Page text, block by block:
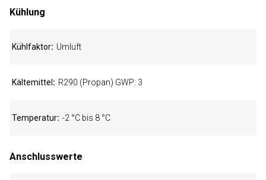
Kühlung
Kühlfaktor Umluft
Kältemittel R290 (Propan) GWP: 3
Temperatur -2 °C bis 8 °C
Anschlusswerte